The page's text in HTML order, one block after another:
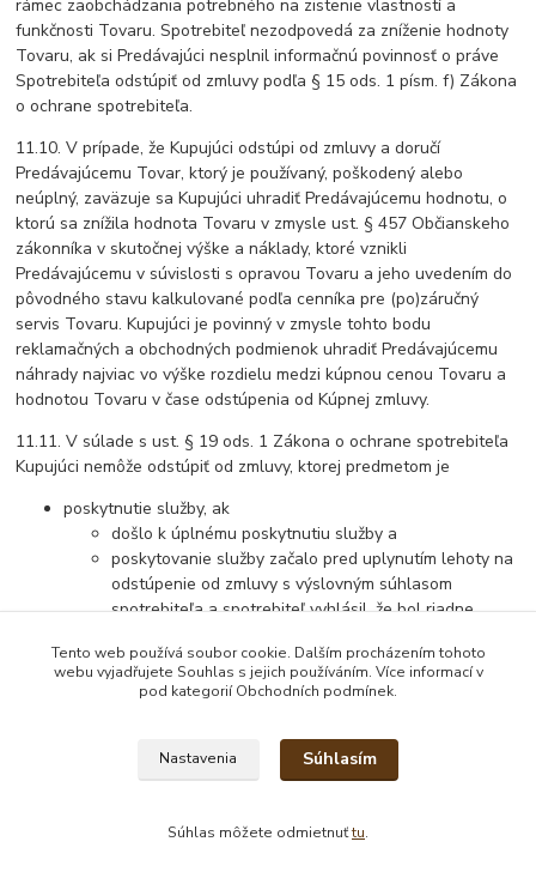
rámec zaobchádzania potrebného na zistenie vlastností a
funkčnosti Tovaru. Spotrebiteľ nezodpovedá za zníženie hodnoty
Tovaru, ak si Predávajúci nesplnil informačnú povinnosť o práve
Spotrebiteľa odstúpiť od zmluvy podľa § 15 ods. 1 písm. f) Zákona
o ochrane spotrebiteľa.
11.10. V prípade, že Kupujúci odstúpi od zmluvy a doručí
Predávajúcemu Tovar, ktorý je používaný, poškodený alebo
neúplný, zaväzuje sa Kupujúci uhradiť Predávajúcemu hodnotu, o
ktorú sa znížila hodnota Tovaru v zmysle ust. § 457 Občianskeho
zákonníka v skutočnej výške a náklady, ktoré vznikli
Predávajúcemu v súvislosti s opravou Tovaru a jeho uvedením do
pôvodného stavu kalkulované podľa cenníka pre (po)záručný
servis Tovaru. Kupujúci je povinný v zmysle tohto bodu
reklamačných a obchodných podmienok uhradiť Predávajúcemu
náhrady najviac vo výške rozdielu medzi kúpnou cenou Tovaru a
hodnotou Tovaru v čase odstúpenia od Kúpnej zmluvy.
11.11. V súlade s ust. § 19 ods. 1 Zákona o ochrane spotrebiteľa
Kupujúci nemôže odstúpiť od zmluvy, ktorej predmetom je
poskytnutie služby, ak
došlo k úplnému poskytnutiu služby a
poskytovanie služby začalo pred uplynutím lehoty na
odstúpenie od zmluvy s výslovným súhlasom
spotrebiteľa a spotrebiteľ vyhlásil, že bol riadne
na odstúpenie od zmluvy po úplnom poskytnutí
služby, ak je podľa zmluvy spotrebiteľ povinný
dodanie alebo poskytnutie produktu, ktorého cena závisí od
Tento web používá soubor cookie. Dalším procházením tohoto
webu vyjadřujete Souhlas s jejich používáním. Více informací v
pod kategorií Obchodních podmínek.
Nastavenia Súhlasím
Súhlas môžete odmietnuťtu.